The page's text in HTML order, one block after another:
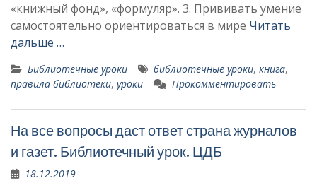
«книжный фонд», «формуляр». 3. Прививать умение
самостоятельно ориентироваться в мире Читать
дальше …
Библиотечные уроки библиотечные уроки, книга,
правила библиотеки, уроки Прокомментировать
На все вопросы даст ответ страна журналов
и газет. Библиотечный урок. ЦДБ
18.12.2019